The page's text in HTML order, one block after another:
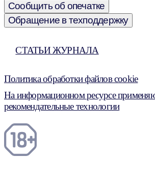
Сообщить об опечатке
Обращение в техподдержку
СТАТЬИ ЖУРНАЛА
Политика обработки файлов cookie
На информационном ресурсе
рекомендательные технологии